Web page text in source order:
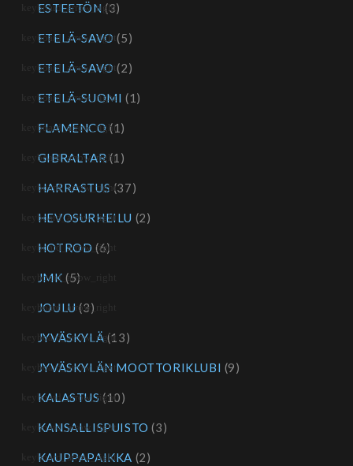
ESTEETÖN (3)
ETELÄ-SAVO (5)
ETELÄ-SAVO (2)
ETELÄ-SUOMI (1)
FLAMENCO (1)
GIBRALTAR (1)
HARRASTUS (37)
HEVOSURHEILU (2)
HOTROD (6)
JMK (5)
JOULU (3)
JYVÄSKYLÄ(13)
JYVÄSKYLÄN MOOTTORIKLUBI (9)
KALASTUS (10)
KANSALLISPUISTO (3)
KAUPPAPAIKKA (2)